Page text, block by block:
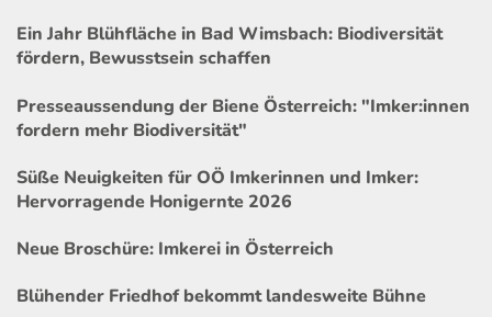
Ein Jahr Blühfläche in Bad Wimsbach: Biodiversität
fördern, Bewusstsein schaffen
Presseaussendung der Biene Österreich: "Imker:innen
fordern mehr Biodiversität"
Süße Neuigkeiten für OÖ Imkerinnen und Imker:
Hervorragende Honigernte 2026
Neue Broschüre: Imkerei in Österreich
Blühender Friedhof bekommt landesweite Bühne